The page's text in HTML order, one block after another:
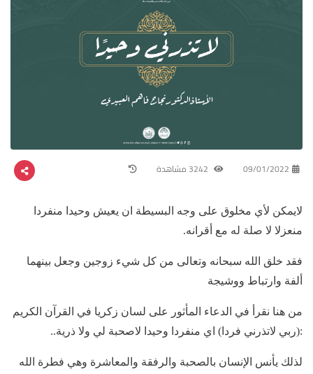
09/01/2022
لايمكن لأي مخلوق على وجه البسيطة ان يعيش وحيدا منفردا
منعزلا لا صلة له مع أقرانه.
فقد خلق الله سبحانه وتعالى من كل شيء زوجين وجعل بينهما
ألفة وارتباط ووشيجة
من هنا نقرأ في الدعاء المأثور على لسان زكريا في القرآن الكريم
:(ربي لاتذرني فردا) اي منفردا وحيدا لاصحبة لي ولا ذرية..
لذلك يأنس الإنسان بالصحبة والرفقة والمعاشرة وهي فطرة الله